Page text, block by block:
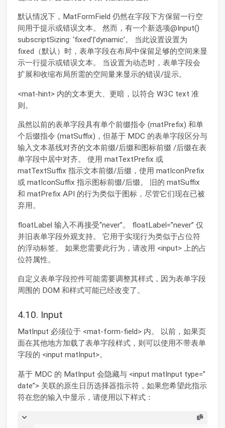
默认情况下，MatFormField 仍然在字段下方保留一行空
间用于提示或错误文本。 然而，有一个新选项@Input()
subscriptSizing: ‘fixed’|’dynamic’。 当此设置设置为
fixed（默认）时，表单字段在布局中保留足够的空间来显
示一行提示或错误文本。 当设置为动态时，表单字段会
扩展和收缩布局所需的空间量来显示的错误/提示。
<mat-hint> 内的文本更大、更暗，以符合 W3C text 准
则。
虽然以前的表单字段具有单个前缀指令 (matPrefix) 和单
个后缀指令 (matSuffix)，但基于 MDC 的表单字段区分与
输入文本基线对齐的文本前缀/后缀和图标前缀 /后缀在表
单字段中居中对齐。 使用 matTextPrefix 或
matTextSuffix 指示文本前缀/后缀，使用 matIconPrefix
或 matIconSuffix 指示图标前缀/后缀。 旧的 matSuffix
和 matPrefix API 的行为类似于图标，尽管它们现在已被
弃用。
floatLabel 输入不再接受“never”。 floatLabel=”never” 仅
并旧表单字段外观支持。 它用于实现行为类似于占位符
的浮动标签。 如果您需要此行为，请改用 <input> 上的占
位符属性。
自定义表单字段控件可能需要调整其样式，因为表单字段
周围的 DOM 和样式可能已经改变了。
4.10. Input
MatInput 必须位于 <mat-form-field> 内。 以前，如果页
面在其他地方加载了表单字段样式，则可以使用不带表单
字段的 <input matInput>。
基于 MDC 的 MatInput 会隐藏与 <input matInput type=”
date”> 关联的原生日历选择器指示符，如果您希望此指示
符在您的输入中显示，请使用以下样式：